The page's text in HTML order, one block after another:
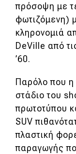
Παρουσιάσεις
DRIVE
MOTO
Οδηγός
Συμβουλές
πρόσοψη με
φωτιζόμενη)
κληρονομιά
DeVille από
’60.
Παρόλο που η
στάδιο του
πρωτοτύπου
SUV
πλαστική
παραγωγής